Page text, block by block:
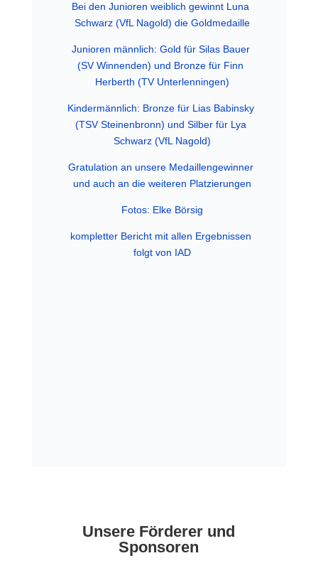
Bei den Junioren weiblich gewinnt Luna
Schwarz (VfL Nagold) die Goldmedaille
Junioren männlich: Gold für Silas Bauer
(SV Winnenden) und Bronze für Finn
Herberth (TV Unterlenningen)
Kindermännlich: Bronze für Lias Babinsky
(TSV Steinenbronn) und Silber für Lya
Schwarz (VfL Nagold)
Gratulation an unsere Medaillengewinner
und auch an die weiteren Platzierungen
Fotos: Elke Börsig
kompletter Bericht mit allen Ergebnissen
folgt von IAD
Unsere Förderer und
Sponsoren